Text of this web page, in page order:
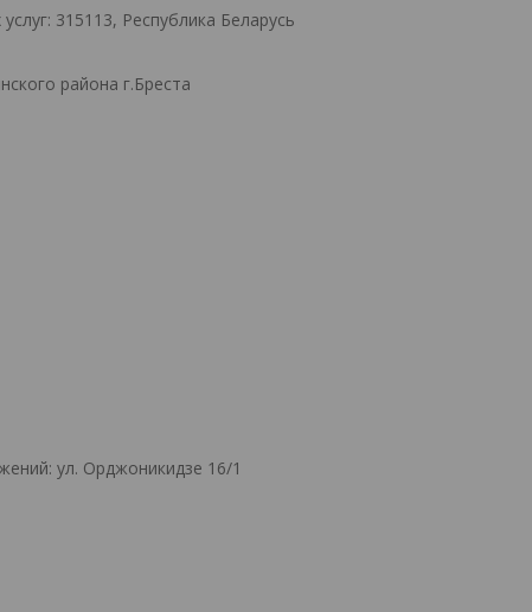
315113, Республика Беларусь
района г.Бреста
ул. Орджоникидзе 16/1